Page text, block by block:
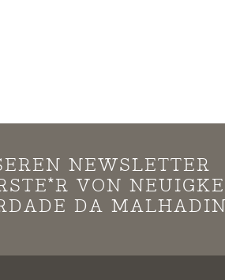
NEWSLETTER
VON
DA